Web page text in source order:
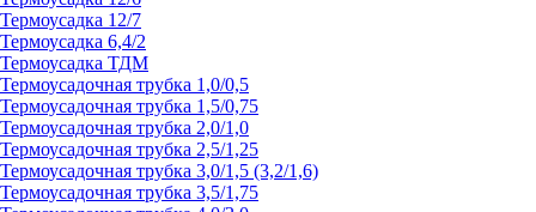
Термоусадка 12/7
Термоусадка 6,4/2
Термоусадка ТДМ
Термоусадочная трубка 1,0/0,5
Термоусадочная трубка 1,5/0,75
Термоусадочная трубка 2,0/1,0
Термоусадочная трубка 2,5/1,25
Термоусадочная трубка 3,0/1,5 (3,2/1,6)
Термоусадочная трубка 3,5/1,75